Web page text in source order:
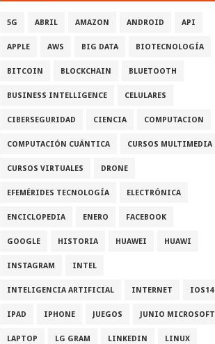
5G ABRIL AMAZON ANDROID API
APPLE AWS BIG DATA BIOTECNOLOGÍA
BITCOIN BLOCKCHAIN BLUETOOTH
BUSINESS INTELLIGENCE CELULARES
CIBERSEGURIDAD CIENCIA COMPUTACION
COMPUTACIÓN CUÁNTICA CURSOS MULTIMEDIA
CURSOS VIRTUALES DRONE
EFEMÉRIDES TECNOLOGÍA ELECTRÓNICA
ENCICLOPEDIA ENERO FACEBOOK
GOOGLE HISTORIA HUAWEI HUAWI
INSTAGRAM INTEL
INTELIGENCIA ARTIFICIAL INTERNET IOS14
IPAD IPHONE JUEGOS JUNIO MICROSOFT
LAPTOP LG GRAM LINKEDIN LINUX